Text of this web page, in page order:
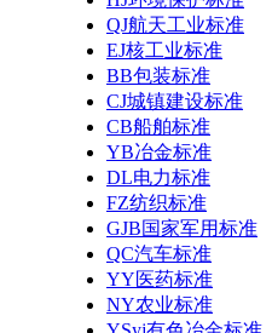
QJ航天工业标准
EJ核工业标准
BB包装标准
CJ城镇建设标准
CB船舶标准
YB冶金标准
DL电力标准
FZ纺织标准
GJB国家军用标准
QC汽车标准
YY医药标准
NY农业标准